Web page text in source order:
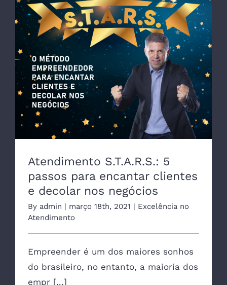
Atendimento S.T.A.R.S.: 5 passos para
encantar clientes e decolar nos negócios
Atendimento S.T.A.R.S.: 5
passos para encantar clientes
e decolar nos negócios
By admin | março 18th, 2021 | Excelência no
Atendimento
Empreender é um dos maiores sonhos
do brasileiro, no entanto, a maioria dos
empr [...]